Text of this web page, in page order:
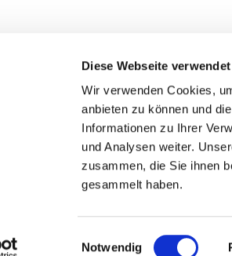
Diese Webseite
Wir verwenden Cookies,
anbieten zu können und
Informationen zu Ihrer
und Analysen weiter.
zusammen, die Sie ihnen
gesammelt haben.
Notwendig
St. Otto: Katholische Kirche